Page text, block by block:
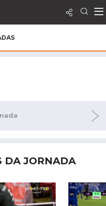
13ª
DA JORNADA